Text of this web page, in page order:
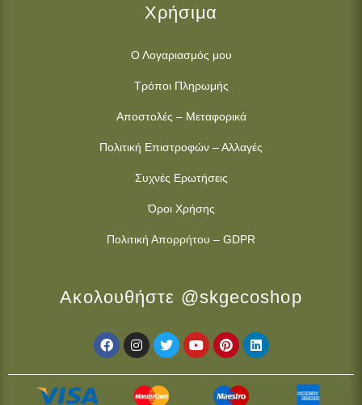
Χρήσιμα
Ο Λογαριασμός μου
Τρόποι Πληρωμής
Αποστολές – Μεταφορικά
Πολιτική Επιστροφών – Αλλαγές
Συχνές Ερωτήσεις
Όροι Χρήσης
Πολιτική Απορρήτου – GDPR
Ακολουθήστε @skgecoshop